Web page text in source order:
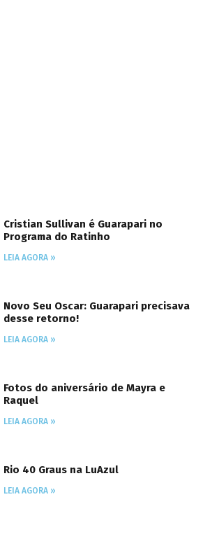
Cristian Sullivan é Guarapari no
Programa do Ratinho
LEIA AGORA »
Novo Seu Oscar: Guarapari precisava
desse retorno!
LEIA AGORA »
Fotos do aniversário de Mayra e
Raquel
LEIA AGORA »
Rio 40 Graus na LuAzul
LEIA AGORA »